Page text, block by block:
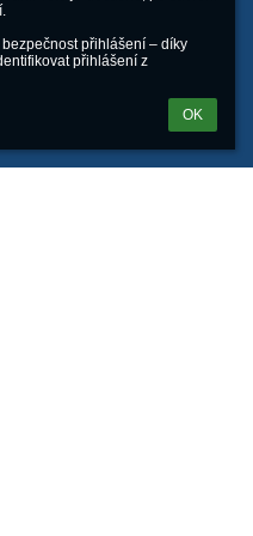
přihlášení – díky
přihlášení z
OK